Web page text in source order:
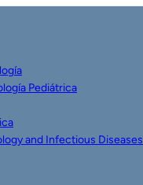
Pediátrica
and Infectious Diseases